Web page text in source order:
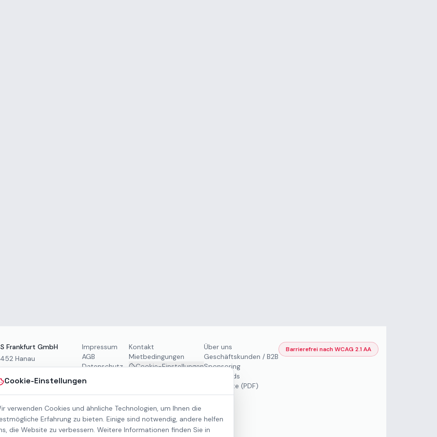
Cookie-Einstellungen
verwenden Cookies und ähnliche Technologien, um Ihnen die
Erfahrung zu bieten. Einige sind notwendig, andere helfen
die Website zu verbessern. Weitere Informationen finden Sie in
Frankfurt GmbH
Hanau
Uhr
Impressum
AGB
Datenschutz
Kontakt
Mietbedingungen
Cookie-Einstellungen
Über uns
Geschäftskunden / B2B
Sponsoring
Downloads
Preisliste (PDF)
Barrierefrei nach WCAG 2.1 AA